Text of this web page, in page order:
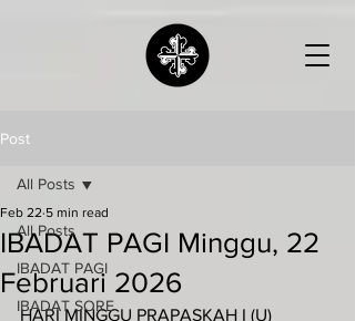
Post
All Posts
IBADAT PAGI
IBADAT SORE
All Posts
IBADAT PAGI Minggu, 22
Februari 2026
Feb 22 5 min read
HARI MINGGU PRAPASKAH I (U)